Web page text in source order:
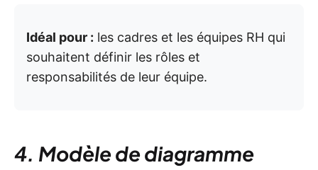
Idéal pour : les cadres et les équipes RH qui
souhaitent définir les rôles et
responsabilités de leur équipe.
4. Modèle de diagramme